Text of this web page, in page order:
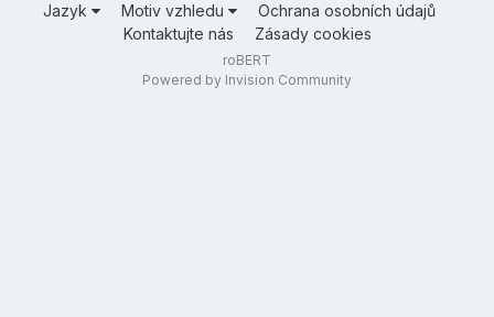
Jazyk Motiv vzhledu
Ochrana osobních údajů
Kontaktujte nás
Zásady cookies
roBERT
Powered by Invision Community